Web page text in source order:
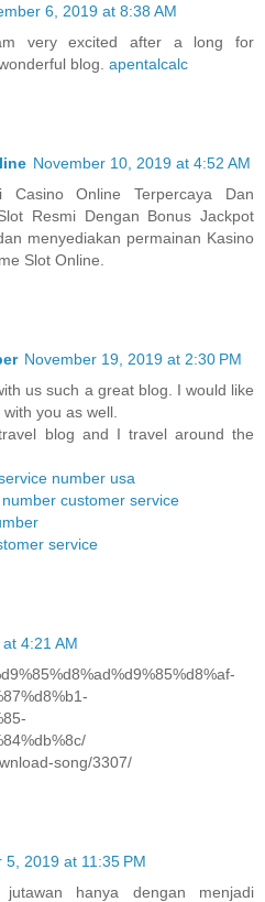
6, 2019 at 8:38 AM
very excited after a long for
blog. apentalcalc
November 10, 2019 at 4:52 AM
Casino Online Terpercaya Dan
Resmi Dengan Bonus Jackpot
menyediakan permainan Kasino
Slot Online.
November 19, 2019 at 2:30 PM
us such a great blog. I would like
you as well.
blog and I travel around the
number usa
customer service
service
4:21 AM
song/3307/
5, 2019 at 11:35 PM
hanya dengan menjadi